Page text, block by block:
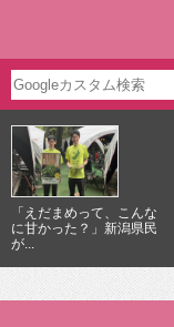
「えだまめって、こんな
に甘かった？」新潟県民
が...